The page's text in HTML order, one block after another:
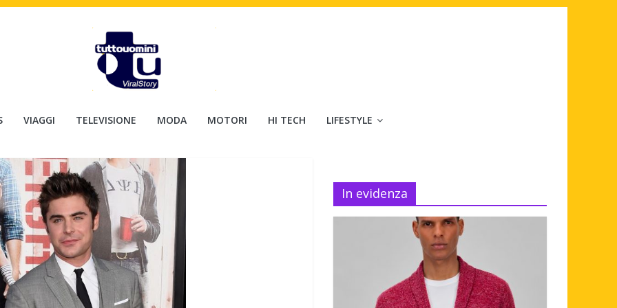
VIAGGI TELEVISIONE MODA MOTORI HI TECH LIFESTYLE
In evidenza